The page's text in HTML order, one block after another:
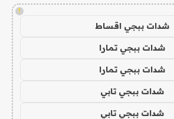
!
شدات ببجي اقساط
شدات ببجي تمارا
شدات ببجي تمارا
شدات ببجي تابي
شدات ببجي تابي